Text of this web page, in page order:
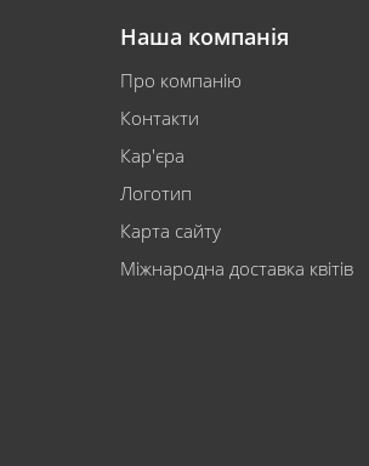
Наша компанія
Про компанію
Контакти
Кар'єра
Логотип
Карта сайту
Міжнародна доставка квітів